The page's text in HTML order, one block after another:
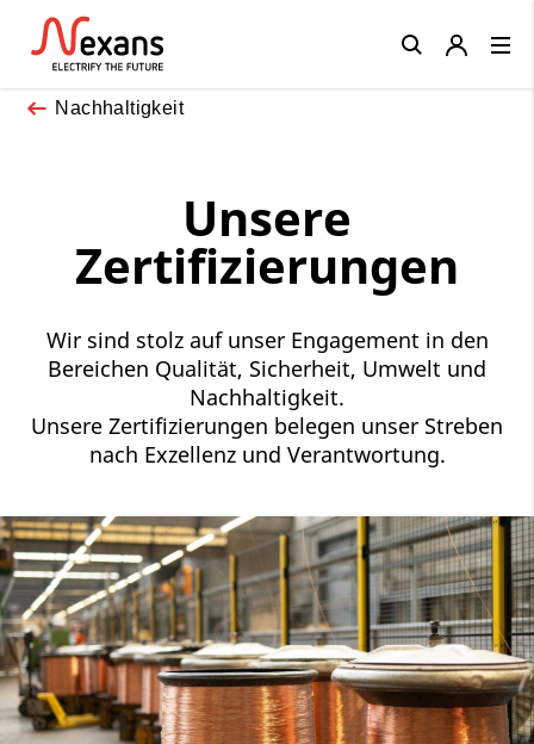
Nachhaltigkeit
Unsere
Zertifizierungen
Wir sind stolz auf unser Engagement in den
Bereichen Qualität, Sicherheit, Umwelt und
Nachhaltigkeit.
Unsere Zertifizierungen belegen unser Streben
nach Exzellenz und Verantwortung.
Close